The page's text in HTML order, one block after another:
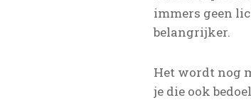
immers geen
belangrijker.
Het wordt nog
je die ook